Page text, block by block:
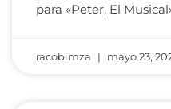
para «Peter, El
racobimza mayo 23,